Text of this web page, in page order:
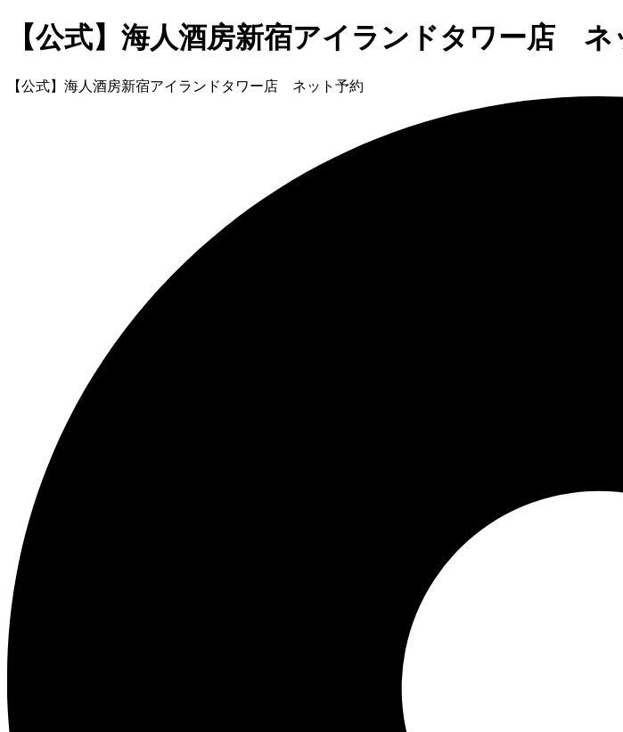
【公式】海人酒房新宿アイランドタワー店 ネ
【公式】海人酒房新宿アイランドタワー店 ネット予約